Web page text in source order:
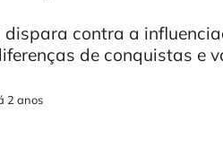
contra a
de conquistas e
2 anos